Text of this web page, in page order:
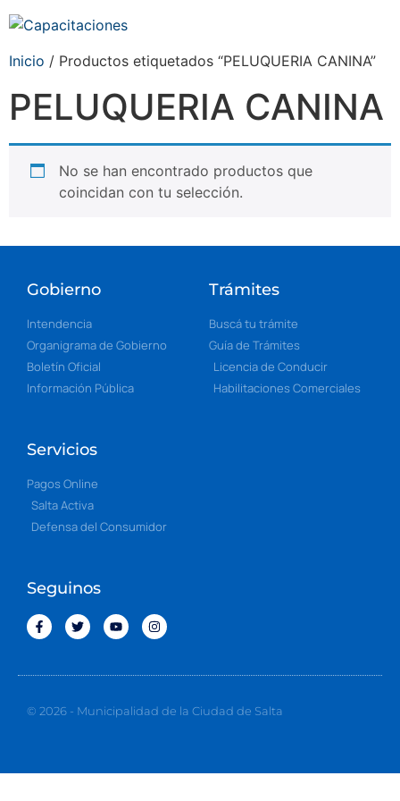
Inicio / Productos etiquetados “PELUQUERIA CANINA”
PELUQUERIA CANINA
No se han encontrado productos que
coincidan con tu selección.
Gobierno
Intendencia
Organigrama de Gobierno
Boletín Oficial
Información Pública
Trámites
Buscá tu trámite
Guía de Trámites
Licencia de Conducir
Habilitaciones Comerciales
Servicios
Pagos Online
Salta Activa
Defensa del Consumidor
Seguinos
© 2026 - Municipalidad de la Ciudad de Salta